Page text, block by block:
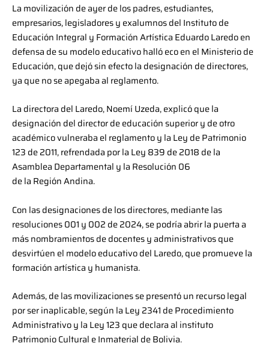
La movilización de ayer de los padres, estudiantes,
empresarios, legisladores y exalumnos del Instituto de
Educación Integral y Formación Artística Eduardo Laredo en
defensa de su modelo educativo halló eco en el Ministerio de
Educación, que dejó sin efecto la designación de directores,
ya que no se apegaba al reglamento.
La directora del Laredo, Noemí Uzeda, explicó que la
designación del director de educación superior y de otro
académico vulneraba el reglamento y la Ley de Patrimonio
123 de 2011, refrendada por la Ley 839 de 2018 de la
Asamblea Departamental y la Resolución 06
de la Región Andina.
Con las designaciones de los directores, mediante las
resoluciones 001 y 002 de 2024, se podría abrir la puerta a
más nombramientos de docentes y administrativos que
desvirtúen el modelo educativo del Laredo, que promueve la
formación artística y humanista.
Además, de las movilizaciones se presentó un recurso legal
por ser inaplicable, según la Ley 2341 de Procedimiento
Administrativo y la Ley 123 que declara al instituto
Patrimonio Cultural e Inmaterial de Bolivia.